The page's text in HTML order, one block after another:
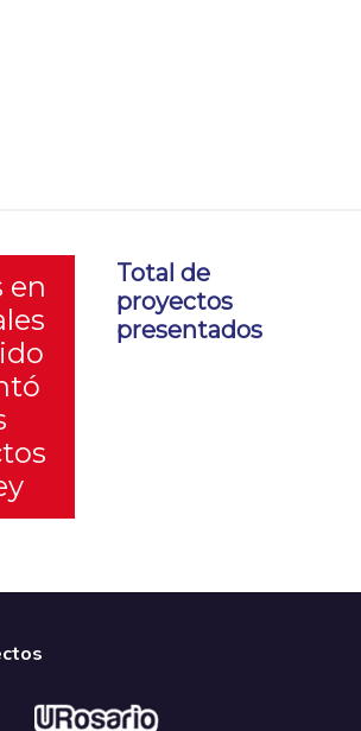
en
Total de
proyectos
presentados